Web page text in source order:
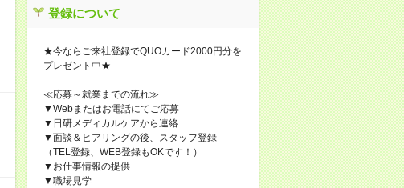
登録について
★今ならご来社登録でQUOカード2000円分を
プレゼント中★
≪応募～就業までの流れ≫
▼Webまたはお電話にてご応募
▼日研メディカルケアから連絡
▼面談＆ヒアリングの後、スタッフ登録
（TEL登録、WEB登録もOKです！）
▼お仕事情報の提供
▼職場見学